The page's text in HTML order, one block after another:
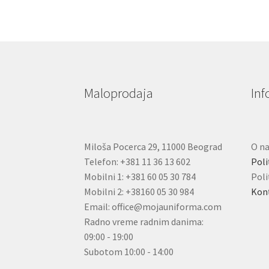
Maloprodaja
Miloša Pocerca 29, 11000 Beograd
Telefon: +381 11 36 13 602
Mobilni 1: +381 60 05 30 784
Mobilni 2: +38160 05 30 984
Email: office@mojauniforma.com
Radno vreme radnim danima:
09:00 - 19:00
Subotom 10:00 - 14:00
O